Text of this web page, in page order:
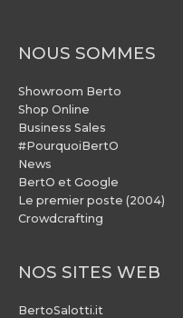
NOUS SOMMES
Showroom Berto
Shop Online
Business Sales
#PourquoiBertO
News
BertO et Google
Le premier poste (2004)
Crowdcrafting
NOS SITES WEB
BertoSalotti.it